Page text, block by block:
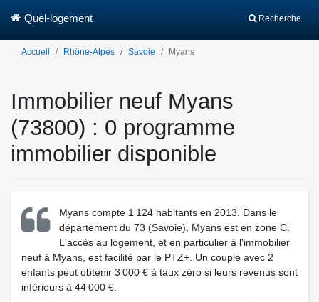
Recherche
Quel-logement
Accueil Rhône-Alpes Savoie Myans
Immobilier neuf Myans
(73800) : 0 programme
immobilier disponible
Myans compte 1 124 habitants en 2013. Dans le
département du 73 (Savoie), Myans est en zone C.
L'accès au logement, et en particulier à l'immobilier
neuf à Myans, est facilité par le PTZ+. Un couple avec 2
enfants peut obtenir 3 000 € à taux zéro si leurs revenus sont
inférieurs à 44 000 €.